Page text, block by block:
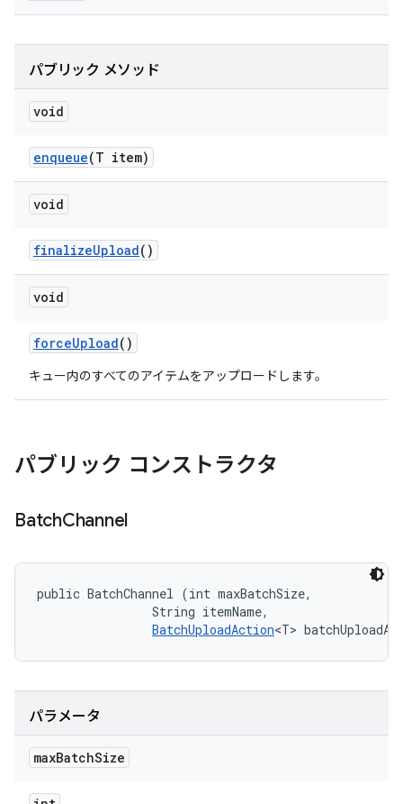
パブリック メソッド
void
enqueue(T item)
void
finalizeUpload()
void
forceUpload()
キュー内のすべてのアイテムをアップロードします。
パブリック コンストラクタ
BatchChannel
public BatchChannel (int maxBatchSize,
                String itemName,
BatchUploadAction<T>
パラメータ
maxBatchSize